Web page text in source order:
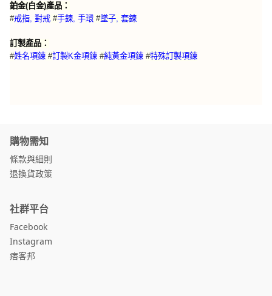
鉑金(白金)產品：
#戒指, 對戒 #手鍊, 手環 #墜子, 套鍊
訂製產品：
#姓名項鍊 #訂製K金項鍊 #純黃金項鍊 #特殊訂製項鍊
購物需知
條款與細則
退換貨政策
社群平台
Facebook
Instagram
痞客邦